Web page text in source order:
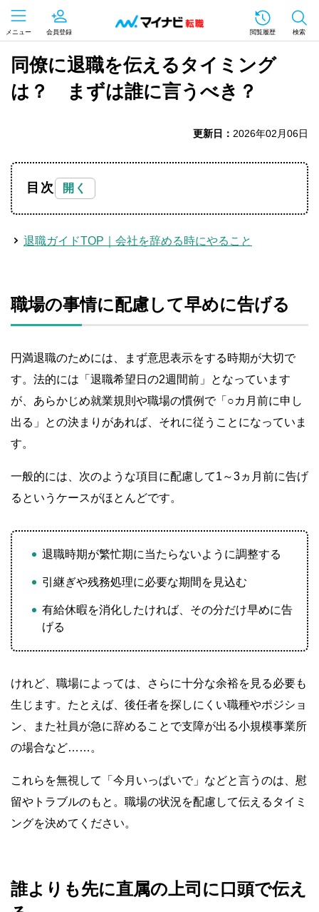
メニュー 会員登録 閲覧履歴 検索
同僚に退職を伝えるタイミング
は？ まずは誰に言うべき？
更新日： 2026年02月06日
目次
退職ガイドTOP｜会社を辞める時にやること
職場の事情に配慮して早めに告げる
円満退職のためには、まず意思表示をする時期が大切で
す。法的には「退職希望日の2週間前」となっています
が、あらかじめ就業規則や職場の慣例で「○カ月前に申し
出る」との決まりがあれば、それに従うことになっていま
す。
一般的には、次のような項目に配慮して1～3ヵ月前に告げ
るというケースがほとんどです。
退職時期が繁忙期に当たらないように調整する
引継ぎや残務処理に必要な期間を見込む
有給休暇を消化したければ、その分だけ早めに告
げる
けれど、職場によっては、さらに十分な余裕を見る必要も
生じます。たとえば、後任者を探しにくい職種やポジショ
ン、また社員が急に辞めることで支障が出る小規模事業所
の場合など……。
これらを無視して「今月いっぱいで」などと言うのは、慰
留やトラブルのもと。職場の状況を配慮して伝えるタイミ
ングを決めてください。
誰よりも先に直属の上司に口頭で伝え